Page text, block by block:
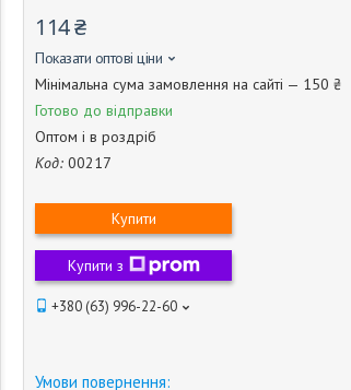
114 ₴
Показати оптові ціни
Мінімальна сума замовлення на сайті — 150 ₴
Готово до відправки
Оптом і в роздріб
Код: 00217
Купити
Купити з
+380 (63) 996-22-60